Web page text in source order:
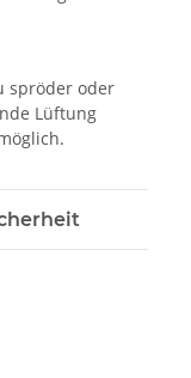
spröder oder
Lüftung